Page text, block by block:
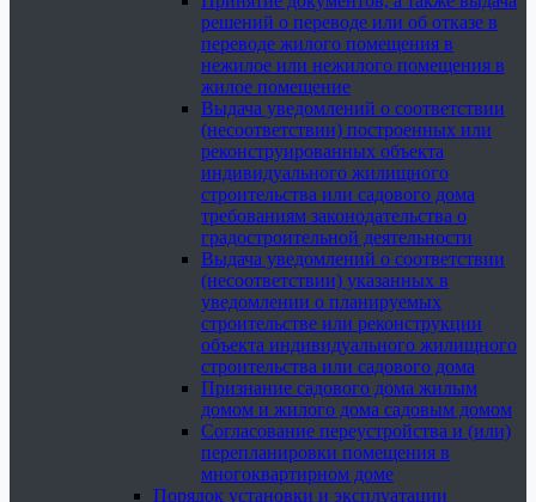
решений о переводе или об отказе в
переводе жилого помещения в
нежилое или нежилого помещения в
жилое помещение
Выдача уведомлений о соответствии
(несоответствии) построенных или
реконструированных объекта
индивидуального жилищного
строительства или садового дома
требованиям законодательства о
градостроительной деятельности
Выдача уведомлений о соответствии
(несоответствии) указанных в
уведомлении о планируемых
строительстве или реконструкции
объекта индивидуального жилищного
строительства или садового дома
Признание садового дома жилым
домом и жилого дома садовым домом
Согласование переустройства и (или)
перепланировки помещения в
многоквартирном доме
Порядок установки и эксплуатации